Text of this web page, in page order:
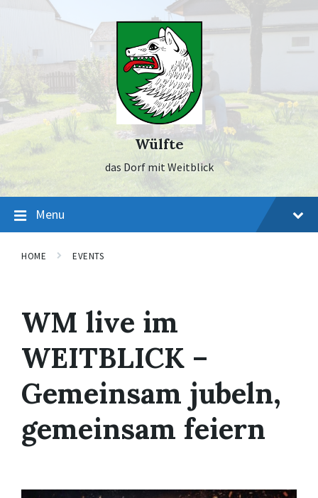
Wülfte
das Dorf mit Weitblick
Menu
HOME EVENTS
WM live im
WEITBLICK –
Gemeinsam jubeln,
gemeinsam feiern